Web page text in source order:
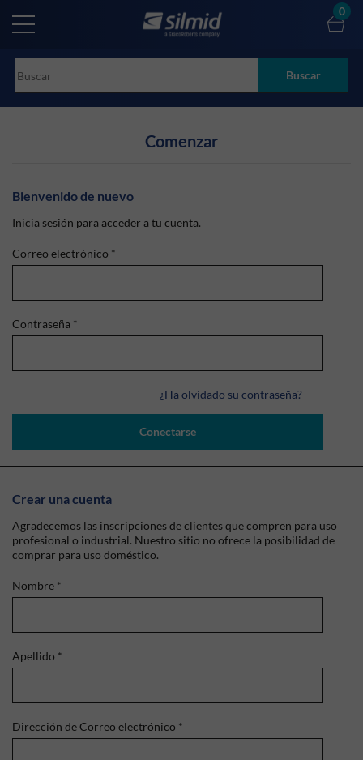
main
Buscar
0
Comenzar
Bienvenido de nuevo
Inicia sesión para acceder a tu cuenta.
Correo electrónico *
Contraseña *
¿Ha olvidado su contraseña?
Conectarse
Crear una cuenta
Agradecemos las inscripciones de clientes que compren para uso
profesional o industrial. Nuestro sitio no ofrece la posibilidad de
comprar para uso doméstico.
Nombre *
Apellido *
Dirección de Correo electrónico *